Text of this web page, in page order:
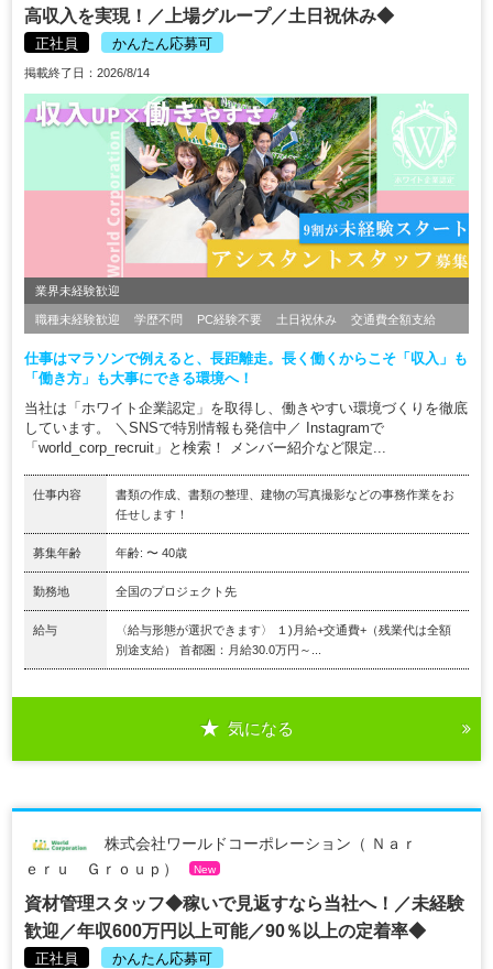
高収入を実現！／上場グループ／土日祝休み◆
正社員 かんたん応募可
掲載終了日：2026/8/14
業界未経験歓迎
職種未経験歓迎 学歴不問 PC経験不要 土日祝休み 交通費全額支給
仕事はマラソンで例えると、長距離走。長く働くからこそ「収入」も
「働き方」も大事にできる環境へ！
当社は「ホワイト企業認定」を取得し、働きやすい環境づくりを徹底
しています。 ＼SNSで特別情報も発信中／ Instagramで
「world_corp_recruit」と検索！ メンバー紹介など限定...
仕事内容
書類の作成、書類の整理、建物の写真撮影などの事務作業をお
任せします！
募集年齢 年齢: 〜 40歳
勤務地 全国のプロジェクト先
給与
〈給与形態が選択できます〉 １)月給+交通費+（残業代は全額
別途支給） 首都圏：月給30.0万円～...
気になる
株式会社ワールドコーポレーション（ Ｎａｒ
ｅｒｕ Ｇｒｏｕｐ）
New
資材管理スタッフ◆稼いで見返すなら当社へ！／未経験
歓迎／年収600万円以上可能／90％以上の定着率◆
正社員 かんたん応募可